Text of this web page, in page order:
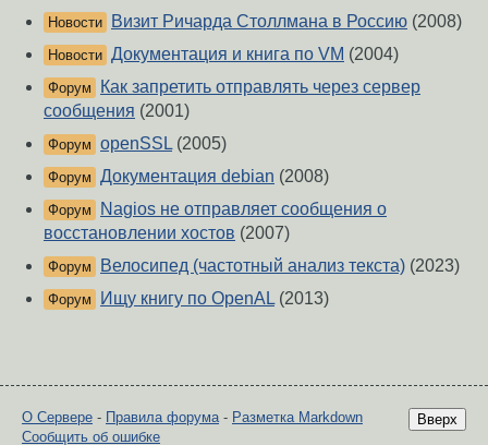
Новости Визит Ричарда Столлмана в Россию (2008)
Новости Документация и книга по VM (2004)
Форум
Как запретить отправлять через сервер
сообщения (2001)
Форум openSSL (2005)
Форум Документация debian (2008)
Форум
Nagios не отправляет сообщения о
восстановлении хостов (2007)
Форум Велосипед (частотный анализ текста) (2023)
Форум Ищу книгу по OpenAL (2013)
Вверх
О Сервере - Правила форума- Разметка Markdown
Сообщить об ошибке